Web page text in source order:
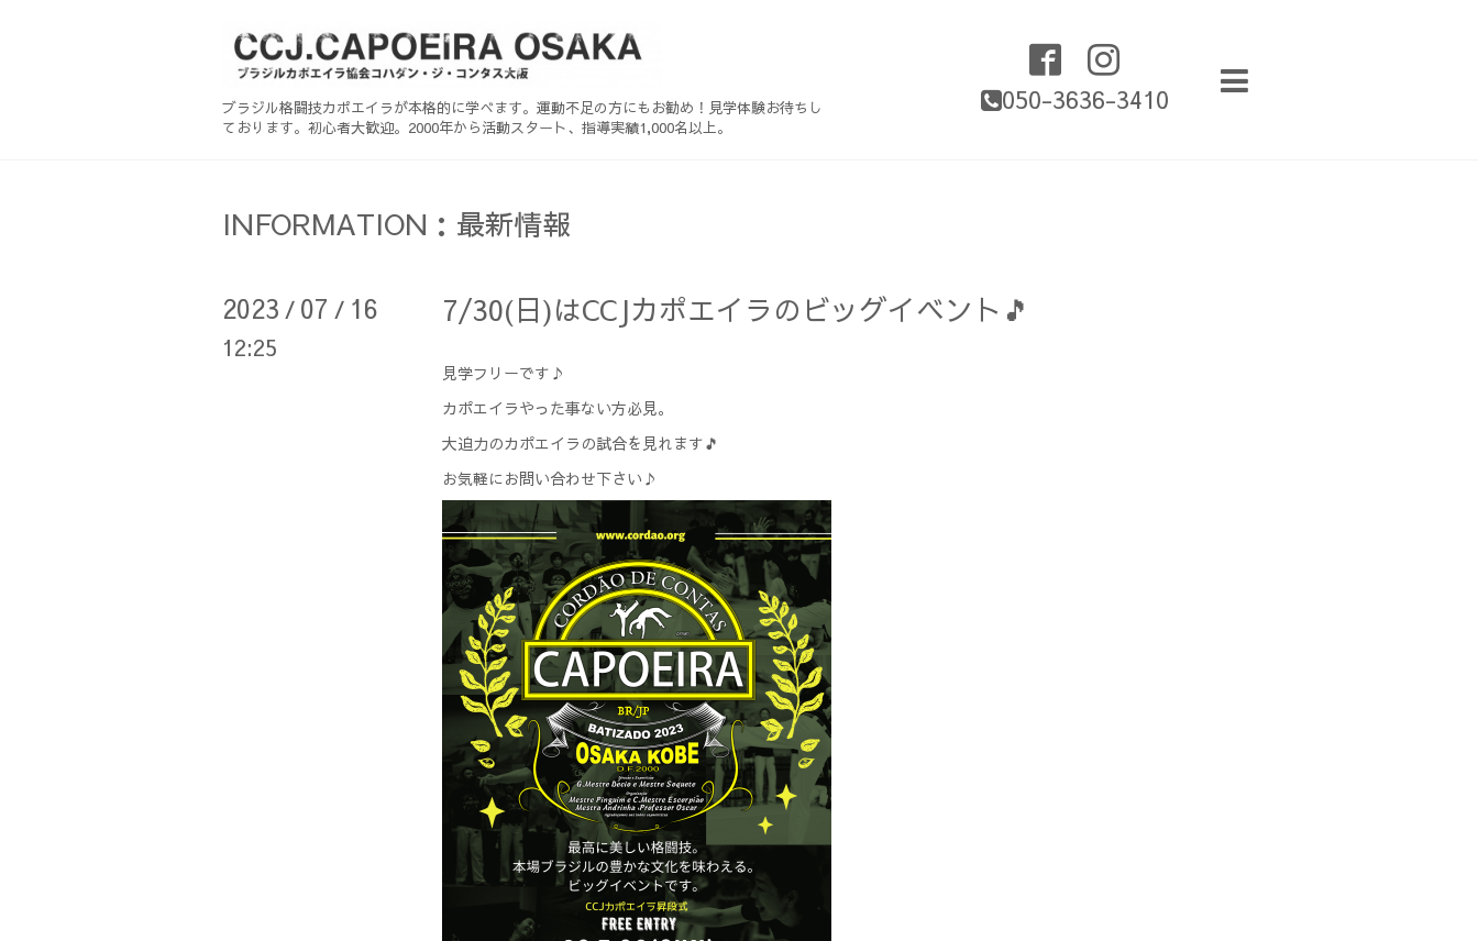
050-3636-3410
ブラジル格闘技カポエイラが本格的に学べます。運動不足の方にもお勧め！見学体験お待ちし
ております。初心者大歓迎。2000年から活動スタート、指導実績1,000名以上。
INFORMATION：最新情報
2023 / 07 / 16
12:25
7/30(日)はCCJカポエイラのビッグイベント🎵
見学フリーです♪
カポエイラやった事ない方必見。
大迫力のカポエイラの試合を見れます🎵
お気軽にお問い合わせ下さい♪